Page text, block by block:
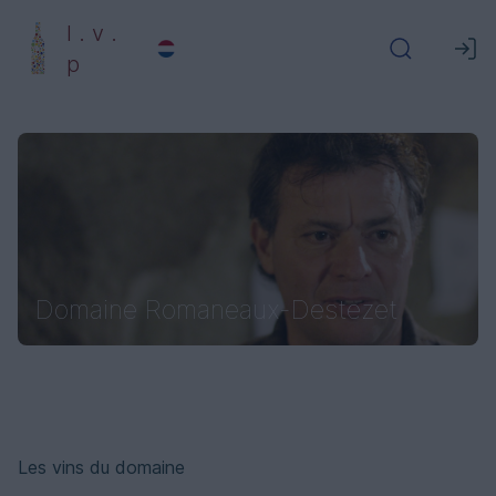
l . v .
p
Domaine Romaneaux-Destezet
Les vins du domaine